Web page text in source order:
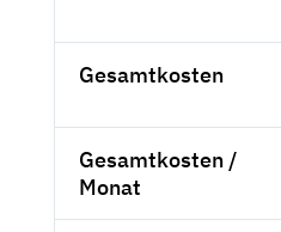
Gesamtkosten
Gesamtkosten /
Monat